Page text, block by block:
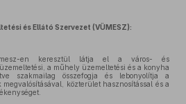
és Ellátó Szervezet (VÜMESZ):
en keresztül látja el a város- és
a műhely üzemeltetési és a konyha
szakmailag összefogja és lebonyolítja a
közterület hasznosítással és a